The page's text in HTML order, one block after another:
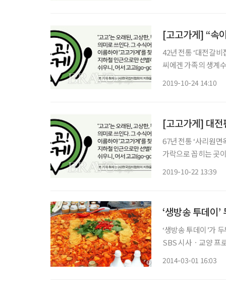
[고고가게] “속
42년 전통 ‘대전갈비집’ 가족 외식 단골 메뉴인 돼지갈비가 ‘대전갈비집’ 주인
씨에겐 가족의 생계
2019-10-24 14:10
[고고가게] 대
67년 전통 ‘사리원면옥’ 지역마다 평양냉면 노포들이 있지만, 대전에서 ‘평양냉
가락으로 꼽히는 곳
2019-10-22 13:39
‘생방송 투데이
‘생방송 투데이’가 두부 두루
SBS 시사ㆍ교양 프
2014-03-01 16:03